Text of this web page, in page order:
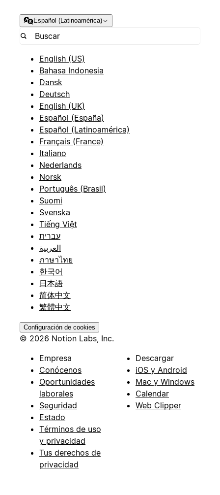
Español (Latinoamérica)
English (US)
Bahasa Indonesia
Dansk
Deutsch
English (UK)
Español (España)
Español (Latinoamérica)
Français (France)
Italiano
Nederlands
Norsk
Português (Brasil)
Suomi
Svenska
Tiếng Việt
עברית
العربية
ภาษาไทย
한국어
日本語
简体中文
繁體中文
Configuración de cookies
© 2026 Notion Labs, Inc.
Empresa
Conócenos
Oportunidades
laborales
Seguridad
Estado
Términos de uso
y privacidad
Tus derechos de
privacidad
Descargar
iOS y Android
Mac y Windows
Calendar
Web Clipper